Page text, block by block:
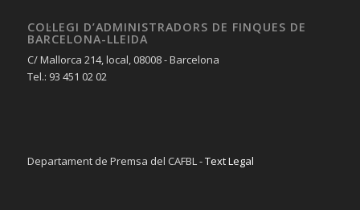
COL·LEGI D’ADMINISTRADORS DE FINQUES DE
BARCELONA-LLEIDA
C/ Mallorca 214, local, 08008 - Barcelona
Tel.: 93 451 02 02
Departament de Premsa del CAFBL -Text Legal